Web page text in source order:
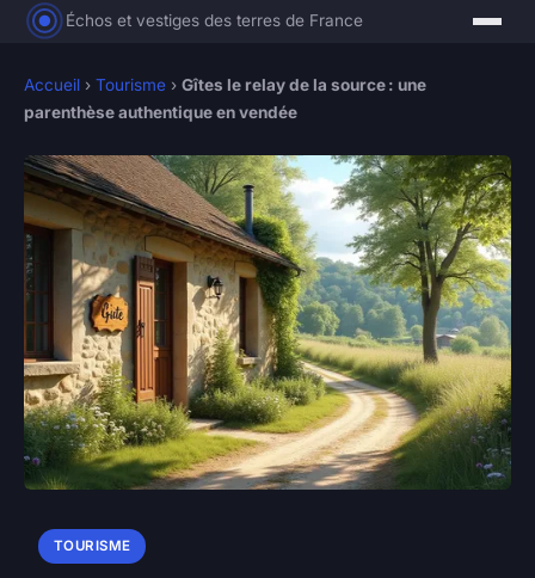
Échos et vestiges des terres de France
Accueil › Tourisme › Gîtes le relay de la source : une
parenthèse authentique en vendée
TOURISME